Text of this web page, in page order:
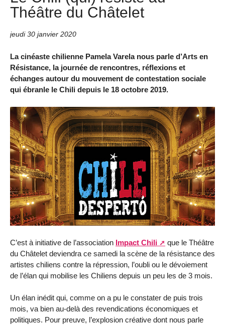
Théâtre du Châtelet
jeudi 30 janvier 2020
La cinéaste chilienne Pamela Varela nous parle d’Arts en
Résistance, la journée de rencontres, réflexions et
échanges autour du mouvement de contestation sociale
qui ébranle le Chili depuis le 18 octobre 2019.
C’est à initiative de l’association Impact Chili
que le Théâtre
du Châtelet deviendra ce samedi la scène de la résistance des
artistes chiliens contre la répression, l’oubli ou le dévoiement
de l’élan qui mobilise les Chiliens depuis un peu les de 3 mois.
Un élan inédit qui, comme on a pu le constater de puis trois
mois, va bien au-delà des revendications économiques et
politiques. Pour preuve, l’explosion créative dont nous parle